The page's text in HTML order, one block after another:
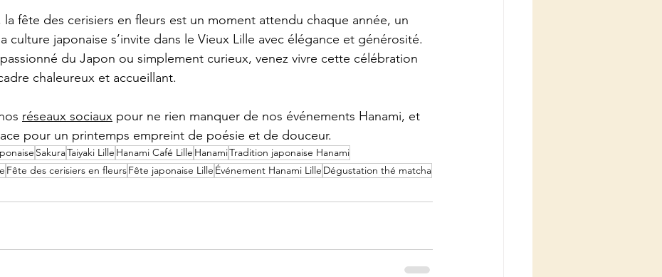
la fête des cerisiers en fleurs est un moment attendu chaque année, un
culture japonaise s’invite dans le Vieux Lille avec élégance et générosité.
du Japon ou simplement curieux, venez vivre cette célébration
chaleureux et accueillant.
réseaux sociaux pour ne rien manquer de nos événements Hanami, et
pour un printemps empreint de poésie et de douceur.
SakuraTaiyaki Lille Hanami Café Lille HanamiTradition japonaise Hanami
Fête des cerisiers en fleursFête japonaise Lille Événement Hanami Lille Dégustation thé matcha